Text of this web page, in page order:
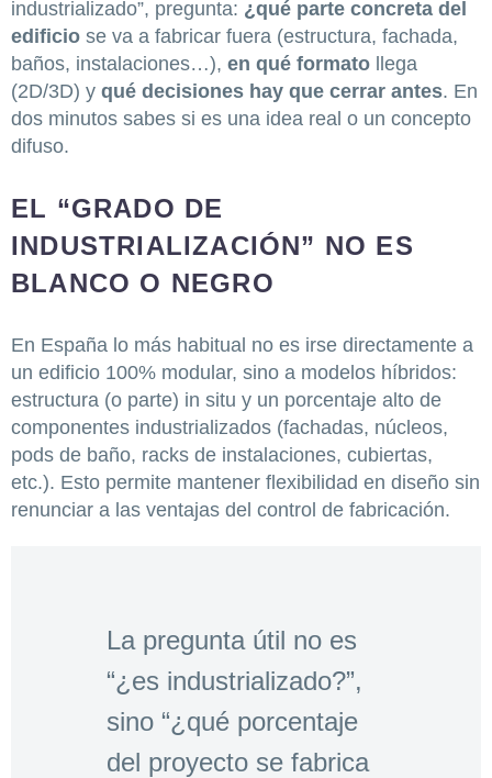
industrializado”, pregunta: ¿qué parte concreta del
edificio se va a fabricar fuera (estructura, fachada,
baños, instalaciones…), en qué formato llega
(2D/3D) y qué decisiones hay que cerrar antes. En
dos minutos sabes si es una idea real o un concepto
difuso.
EL “GRADO DE
INDUSTRIALIZACIÓN” NO ES
BLANCO O NEGRO
En España lo más habitual no es irse directamente a
un edificio 100% modular, sino a modelos híbridos:
estructura (o parte) in situ y un porcentaje alto de
componentes industrializados (fachadas, núcleos,
pods de baño, racks de instalaciones, cubiertas,
etc.). Esto permite mantener flexibilidad en diseño sin
renunciar a las ventajas del control de fabricación.
La pregunta útil no es
“¿es industrializado?”,
sino “¿qué porcentaje
del proyecto se fabrica